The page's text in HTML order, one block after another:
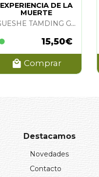
EXPERIENCIA DE LA
MUERTE
CONSCIENTE. LA GUESHE TAMDING GUIATSO
15,50€
Comprar
Destacamos
Novedades
Contacto